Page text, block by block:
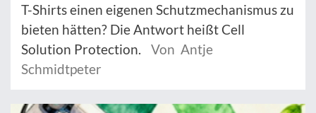
T-Shirts einen eigenen Schutzmechanismus zu
bieten hätten? Die Antwort heißt Cell
Solution Protection.
Von Antje
Schmidtpeter